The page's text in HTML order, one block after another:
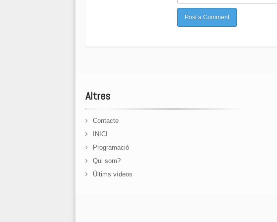
Altres
Contacte
INICI
Programació
Qui som?
Últims vídeos